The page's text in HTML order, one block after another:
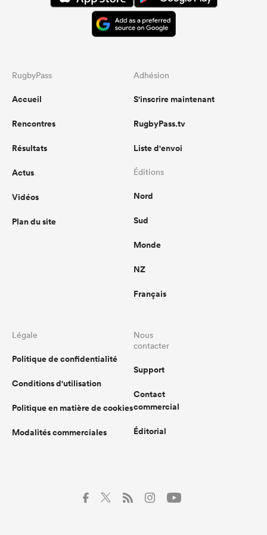
can retain possession for long
periods of time. The bench made a
real difference and their discipline
RugbyPass
Accueil
Rencontres
Résultats
Actus
Vidéos
Plan du site
Adhésion
S'inscrire maintenant
RugbyPass.tv
Liste d'envoi
Éditions
Nord
Sud
Monde
NZ
Français
Légale
Politique de confidentialité
Conditions d'utilisation
Politique en matière de cookies
Modalités commerciales
Nous
contacter
Support
Contact
commercial
Éditorial